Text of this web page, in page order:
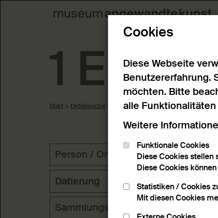
1
Start > Detailsuche Suchergebnisse
Person / Organisation
Datierung
Sammlungsbereich
Cookies
Diese Webseite
Benutzererfahrung.
möchten. Bitte
alle
Weitere
Funktionale Cookies
Diese Cookies stellen
Diese Cookies
Statistiken / Cookies
Mit diesen Cookies